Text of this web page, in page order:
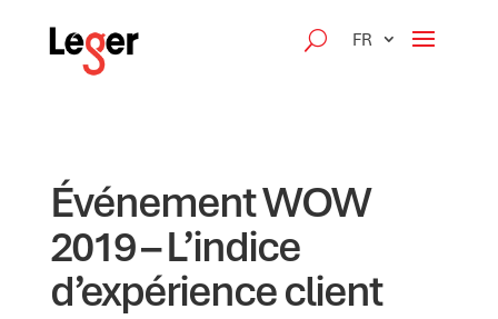
FR
Événement WOW
2019 – L’indice
d’expérience client